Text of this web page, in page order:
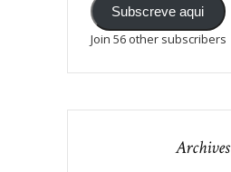
Subscreve aqui
Join 56 other subscribers
Archives